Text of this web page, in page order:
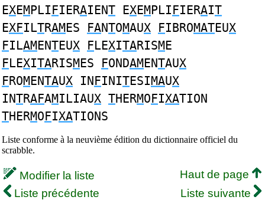
EXEMPLIFIERAIENT EXEMPLIFIERAIT
EXFILTRAMES FANTOMAUX FIBROMATEUX
FILAMENTEUX FLEXITARISME
FLEXITARISMES FONDAMENTAUX
FROMENTAUX INFINITESIMAUX
INTRAFAMILIAUX THERMOFIXATION
THERMOFIXATIONS
Liste conforme à la neuvième édition du dictionnaire officiel du
scrabble.
Modifier la liste
Haut de page
Liste précédente
Liste suivante